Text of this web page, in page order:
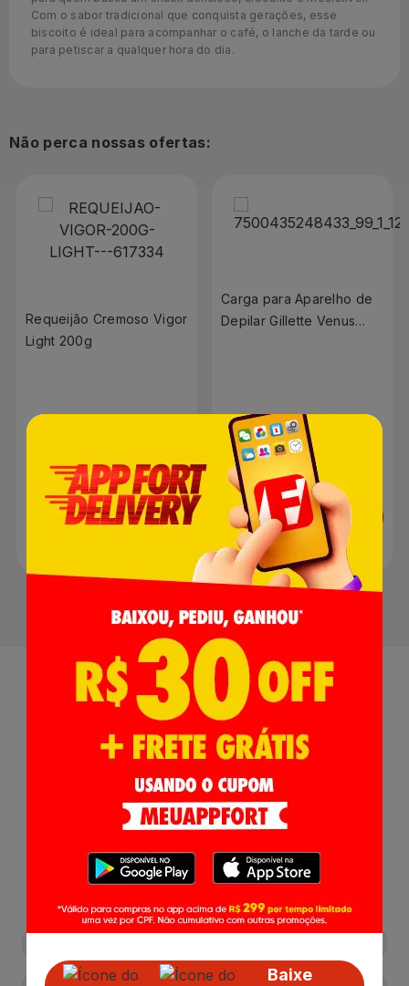
Com o sabor tradicional que conquista gerações, esse
biscoito é ideal para acompanhar o café, o lanche da tarde ou
para petiscar a qualquer hora do dia.
Não perca nossas ofertas:
Requeijão Cremoso Vigor
Light 200g
Adicionar
Carga para Aparelho de
Depilar Gillette Venus
R$ 45,90
Adicionar
Baixe
Receba nossasNovidades
Lançamentos e Promoções!